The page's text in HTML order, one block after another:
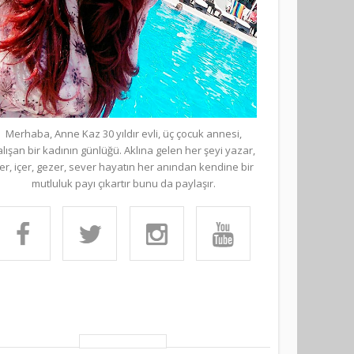
Merhaba, Anne Kaz 30 yıldır evli, üç çocuk annesi,
bir kadının günlüğü. Aklına gelen her şeyi yazar,
içer, gezer, sever hayatın her anından kendine bir
mutluluk payı çıkartır bunu da paylaşır.